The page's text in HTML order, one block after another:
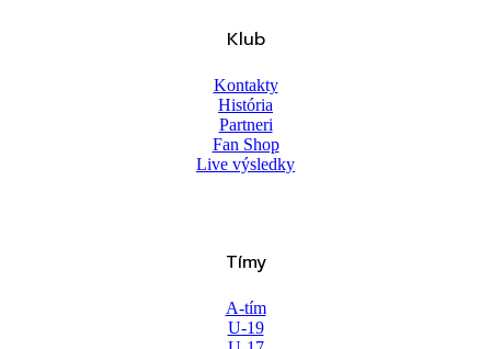
Klub
Kontakty
História
Partneri
Fan Shop
Live výsledky
Tímy
A-tím
U-19